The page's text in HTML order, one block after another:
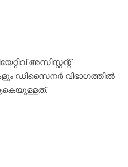
അസിസ്റ്റന്റ്
ഡിസൈനർ വിഭാഗത്തിൽ